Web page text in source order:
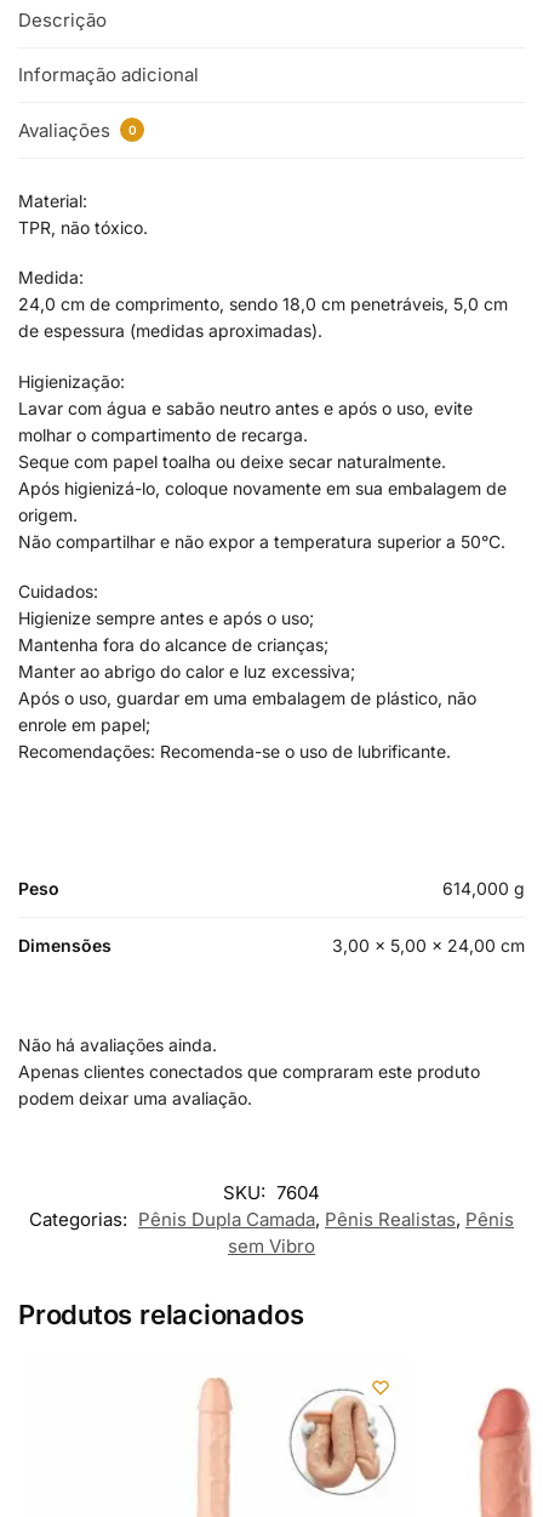
Descrição
Informação adicional
Avaliações 0
Material:
TPR, não tóxico.
Medida:
24,0 cm de comprimento, sendo 18,0 cm penetráveis, 5,0 cm
de espessura (medidas aproximadas).
Higienização:
Lavar com água e sabão neutro antes e após o uso, evite
molhar o compartimento de recarga.
Seque com papel toalha ou deixe secar naturalmente.
Após higienizá-lo, coloque novamente em sua embalagem de
origem.
Não compartilhar e não expor a temperatura superior a 50°C.
Cuidados:
Higienize sempre antes e após o uso;
Mantenha fora do alcance de crianças;
Manter ao abrigo do calor e luz excessiva;
Após o uso, guardar em uma embalagem de plástico, não
enrole em papel;
Recomendações: Recomenda-se o uso de lubrificante.
Peso 614,000 g
Dimensões 3,00 × 5,00 × 24,00 cm
Não há avaliações ainda.
Apenas clientes conectados que compraram este produto
podem deixar uma avaliação.
SKU: 7604
Categorias: Pênis Dupla Camada, Pênis Realistas, Pênis
sem Vibro
Produtos relacionados